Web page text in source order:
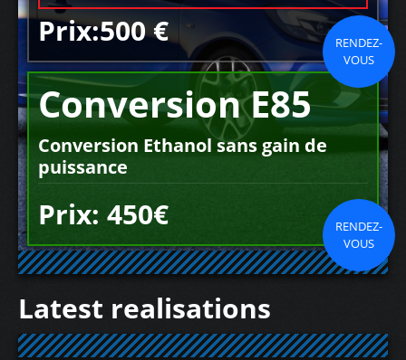
Prix:500 €
RENDEZ-
VOUS
Conversion E85
Conversion Ethanol sans gain de
puissance
Prix: 450€
RENDEZ-
VOUS
Latest realisations